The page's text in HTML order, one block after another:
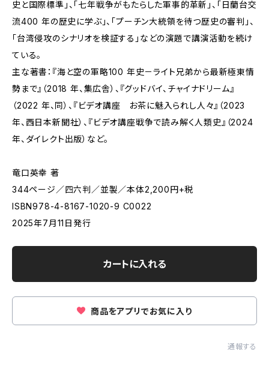
史と国際標準」、「七年戦争がもたらした軍事的革新」、「日蘭台交
流400 年の歴史に学ぶ」、「プーチン大統領を待つ歴史の審判」、
「台湾侵攻のシナリオを検証する」などの演題で講演活動を続け
ている。
主な著書：『海と空の軍略100 年史－ライト兄弟から最新極東情
勢まで』（2018 年、集広舎）、『グッドバイ、チャイナドリーム』
（2022 年、同）、『ビデオ講座 お茶に魅入られし人々』（2023
年、西日本新聞社）、『ビデオ講座戦争で読み解く人類史』（2024
年、ダイレクト出版）など。
竜口英幸 著
344ページ／四六判／並製／本体2,200円+税
ISBN978-4-8167-1020-9 C0022
2025年7月11日発行
カートに入れる
商品をアプリでお気に入り
通報する